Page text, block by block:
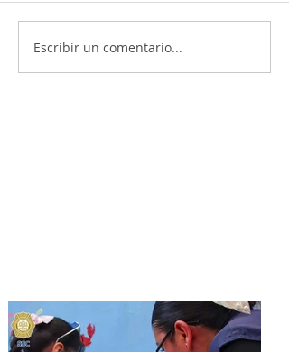
Escribir un comentario...